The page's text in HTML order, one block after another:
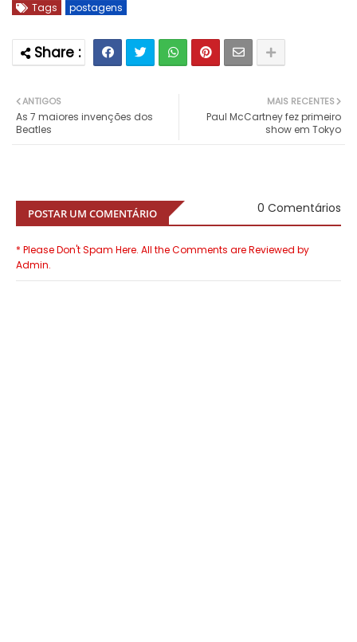
Tags postagens
MAIS RECENTES
Paul McCartney fez primeiro
show em Tokyo
ANTIGOS
As 7 maiores invenções dos
Beatles
POSTAR UM COMENTÁRIO 0 Comentários
* Please Don't Spam Here. All the Comments are Reviewed by
Admin.